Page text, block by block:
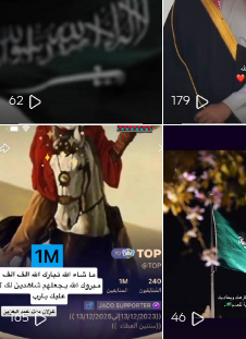
179
62
46
165